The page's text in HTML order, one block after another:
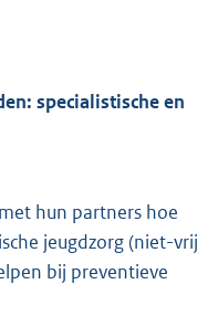
specialistische en
hun partners hoe
jeugdzorg (niet-vrij
bij preventieve